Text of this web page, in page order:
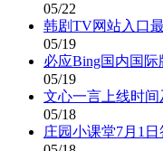
05/22
韩剧TV网站入口
05/19
必应Bing国内国
05/19
文心一言上线时
05/18
庄园小课堂7月1